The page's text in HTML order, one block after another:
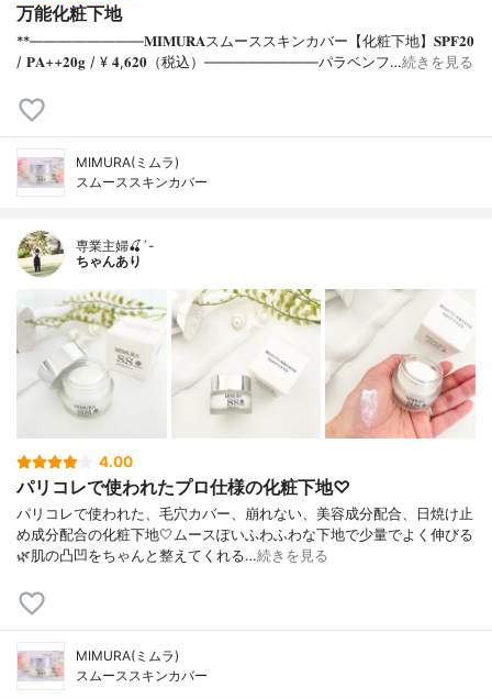
万能化粧下地
**⁡⁡⁡————————⁡𝐌𝐈𝐌𝐔𝐑𝐀スムーススキンカバー【化粧下地】𝐒𝐏𝐅𝟐𝟎
/ 𝐏𝐀++⁡𝟐𝟎𝐠 / ¥ 𝟒,𝟔𝟐𝟎（税込）⁡————————パラベンフ…続きを見る
MIMURA(ミムラ)
スムーススキンカバー
専業主婦🍒´-
ちゃんあり
4.00
パリコレで使われたプロ仕様の化粧下地♡
パリコレで使われた、毛穴カバー、崩れない、美容成分配合、日焼け止
め成分配合の化粧下地🤍ムースぽいふわふわな下地で少量でよく伸びる
🌿肌の凸凹をちゃんと整えてくれる…続きを見る
MIMURA(ミムラ)
スムーススキンカバー